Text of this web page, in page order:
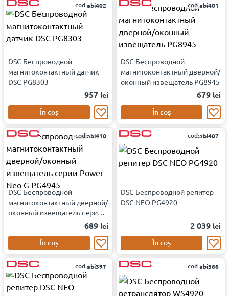
cod:abi402
DSC Беспроводной
магнитоконтактный датчик
DSC PG8303
957 lei
În coș
cod:abi401
DSC Беспроводной
магнитоконтактный дверной/
оконный извещатель PG8945
679 lei
În coș
cod:abi410
DSC Беспроводной
магнитоконтактный дверной/
оконный извещатель серии
689 lei
În coș
cod:abi407
DSC Беспроводной репитер
DSC NEO PG4920
2 039 lei
În coș
cod:abi397 cod:abi366